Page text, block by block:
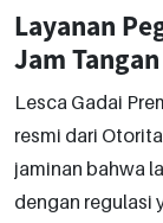
Layanan
Jam
Lesca Gadai
resmi dari
jaminan bahwa
dengan regulasi